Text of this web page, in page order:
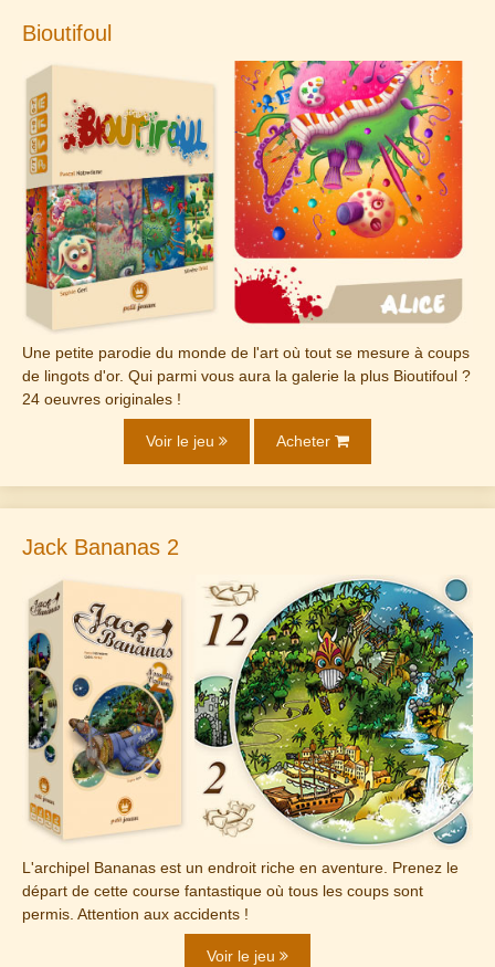
Bioutifoul
Une petite parodie du monde de l'art où tout se mesure à coups
de lingots d'or. Qui parmi vous aura la galerie la plus Bioutifoul ?
24 oeuvres originales !
Voir le jeu Acheter
Jack Bananas 2
L'archipel Bananas est un endroit riche en aventure. Prenez le
départ de cette course fantastique où tous les coups sont
permis. Attention aux accidents !
Voir le jeu